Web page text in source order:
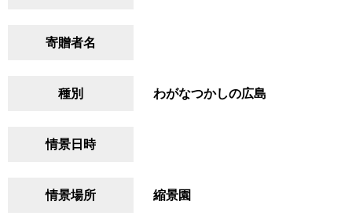
寄贈者名
種別 わがなつかしの広島
情景日時
情景場所 縮景園